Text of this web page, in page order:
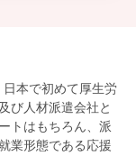
日本で初めて厚生労
び人材派遣会社と
トはもちろん、派
業形態である応援